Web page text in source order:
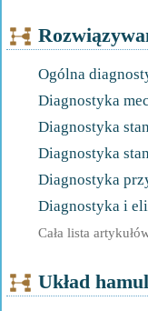
Ogólna
Diagnostyka
Diagnostyka
Diagnostyka
Diagnostyka
Diagnostyka i
Cała lista
Układ